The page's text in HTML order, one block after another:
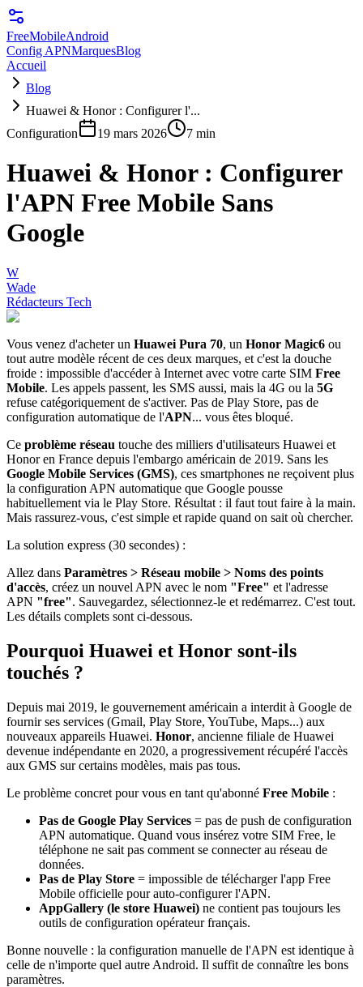
FreeMobileAndroid
Config APNMarquesBlog
Accueil
Blog
Huawei & Honor : Configurer l'...
Configuration
19 mars 2026 7 min
Huawei & Honor : Configurer
l'APN Free Mobile Sans
Google
W
Wade
Rédacteurs Tech
Vous venez d'acheter un Huawei Pura 70, un Honor Magic6 ou
tout autre modèle récent de ces deux marques, et c'est la douche
froide : impossible d'accéder à Internet avec votre carte SIM Free
Mobile. Les appels passent, les SMS aussi, mais la 4G ou la 5G
refuse catégoriquement de s'activer. Pas de Play Store, pas de
configuration automatique de l'APN... vous êtes bloqué.
Ce problème réseau touche des milliers d'utilisateurs Huawei et
Honor en France depuis l'embargo américain de 2019. Sans les
Google Mobile Services (GMS), ces smartphones ne reçoivent plus
la configuration APN automatique que Google pousse
habituellement via le Play Store. Résultat : il faut tout faire à la main.
Mais rassurez-vous, c'est simple et rapide quand on sait où chercher.
La solution express (30 secondes) :
Allez dans Paramètres > Réseau mobile > Noms des points
d'accès, créez un nouvel APN avec le nom "Free" et l'adresse
APN "free". Sauvegardez, sélectionnez-le et redémarrez. C'est tout.
Les détails complets sont ci-dessous.
Pourquoi Huawei et Honor sont-ils
touchés ?
Depuis mai 2019, le gouvernement américain a interdit à Google de
fournir ses services (Gmail, Play Store, YouTube, Maps...) aux
nouveaux appareils Huawei. Honor, ancienne filiale de Huawei
devenue indépendante en 2020, a progressivement récupéré l'accès
aux GMS sur certains modèles, mais pas tous.
Le problème concret pour vous en tant qu'abonné Free Mobile :
Pas de Google Play Services = pas de push de configuration
APN automatique. Quand vous insérez votre SIM Free, le
téléphone ne sait pas comment se connecter au réseau de
données.
Pas de Play Store = impossible de télécharger l'app Free
Mobile officielle pour auto-configurer l'APN.
AppGallery (le store Huawei) ne contient pas toujours les
outils de configuration opérateur français.
Bonne nouvelle : la configuration manuelle de l'APN est identique à
celle de n'importe quel autre Android. Il suffit de connaître les bons
paramètres.